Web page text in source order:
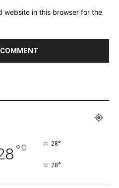
website in this browser for the
°C 28°
28°